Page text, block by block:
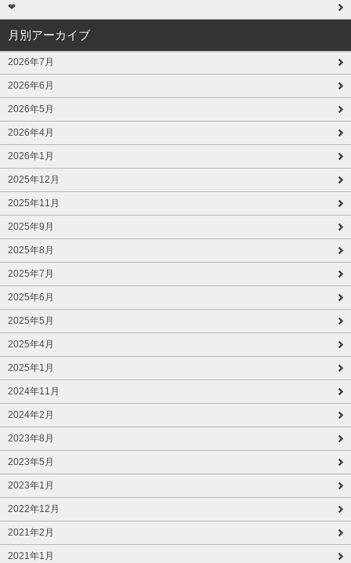
❤
月別アーカイブ
2026年7月
2026年6月
2026年5月
2026年4月
2026年1月
2025年12月
2025年11月
2025年9月
2025年8月
2025年7月
2025年6月
2025年5月
2025年4月
2025年1月
2024年11月
2024年2月
2023年8月
2023年5月
2023年1月
2022年12月
2021年2月
2021年1月